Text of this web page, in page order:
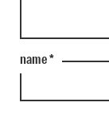
name*